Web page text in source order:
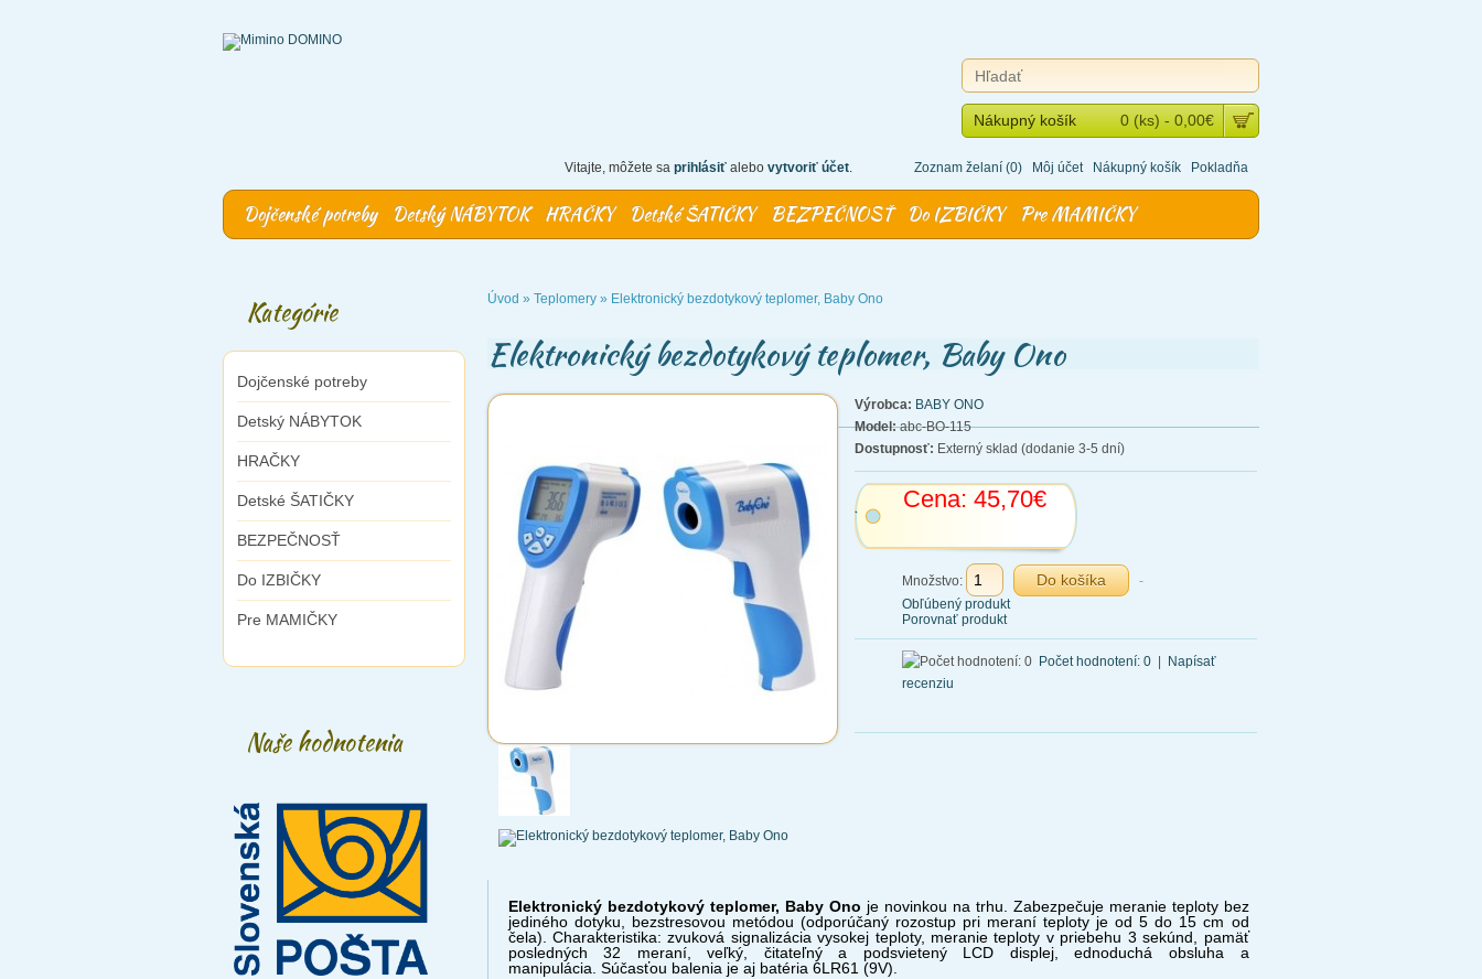
Nákupný košík 0 (ks) - 0,00€
Vitajte, môžete sa prihlásiťalebo vytvoriť účet. Zoznam želaní (0) Môj účet Nákupný košík Pokladňa
Dojčenské potreby Detský NÁBYTOK HRAČKY Detské ŠATIČKY BEZPEČNOSŤ Do IZBIČKY Pre MAMIČKY
Kategórie
Dojčenské potreby
Detský NÁBYTOK
HRAČKY
Detské ŠATIČKY
BEZPEČNOSŤ
Do IZBIČKY
Pre MAMIČKY
Naše hodnotenia
Úvod » Teplomery » Elektronický bezdotykový teplomer, Baby Ono
Elektronický bezdotykový teplomer, Baby Ono
Výrobca: BABY ONO
Model:abc-BO-115
Dostupnosť: Externý sklad (dodanie 3-5 dní)
Cena: 45,70€
Množstvo:
-
Obľúbený produkt
Porovnať produkt
Počet hodnotení: 0|
Napísať
recenziu
Elektronický bezdotykový teplomer, Baby Ono je novinkou na trhu. Zabezpečuje meranie teploty bez
jediného dotyku, bezstresovou metódou (odporúčaný rozostup pri meraní teploty je od 5 do 15 cm od
čela). Charakteristika: zvuková signalizácia vysokej teploty, meranie teploty v priebehu 3 sekúnd, pamäť
posledných 32 meraní, veľký, čitateľný a podsvietený LCD displej, ednoduchá obsluha a
manipulácia. Súčasťou balenia je aj batéria 6LR61 (9V).